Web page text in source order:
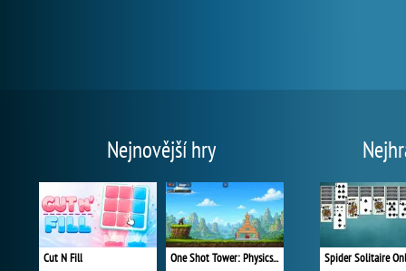
Nejnovější hry
Cut N Fill One Shot Tower: Physics Destroyer Spider Solitaire